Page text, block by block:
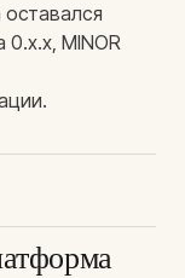
MINOR